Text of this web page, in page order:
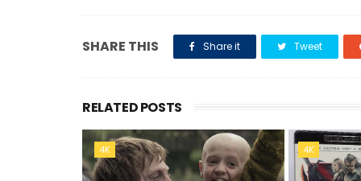
SHARE THIS Share it Tweet
RELATED POSTS
4K 4K